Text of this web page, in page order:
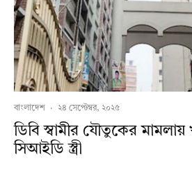
বাংলাদেশ · ২৪ সেপ্টেম্বর, ২০২৫
ডিবি স্বামীর যৌতুকের
সিআইডি স্ত্রী